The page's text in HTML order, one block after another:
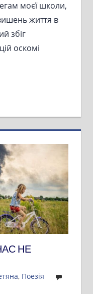
моєї школи,
життя в
збіг
оскомі
НЕ
, Поезія